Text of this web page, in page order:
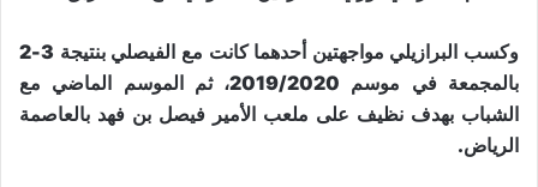
وكسب البرازيلي مواجهتين أحدهما كانت مع الفيصلي بنتيجة 3-2
بالمجمعة في موسم 2019/2020، ثم الموسم الماضي مع
الشباب بهدف نظيف على ملعب الأمير فيصل بن فهد بالعاصمة
الرياض.